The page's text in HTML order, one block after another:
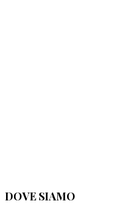
DOVE SIAMO